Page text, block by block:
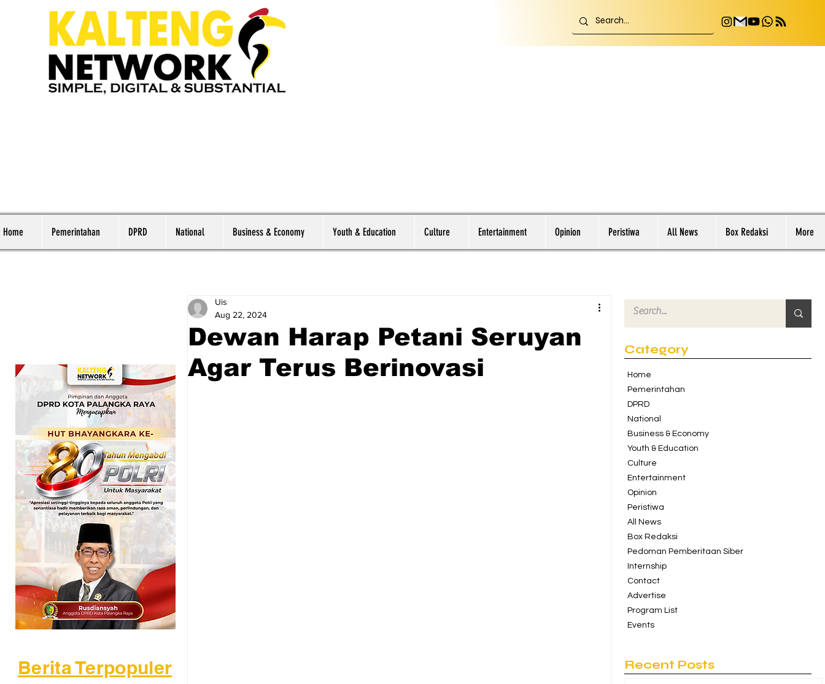
Home Pemerintahan DPRD National Business & Economy Youth & Education Culture Entertainment Opinion Peristiwa All News Box Redaksi More
Berita Terpopuler
Dewan Harap Petani Seruyan
Agar Terus Berinovasi
Uis
Aug 22, 2024
Category
Home
Pemerintahan
DPRD
National
Business & Economy
Youth & Education
Culture
Entertainment
Opinion
Peristiwa
All News
Box Redaksi
Pedoman Pemberitaan Siber
Internship
Contact
Advertise
Program List
Events
Recent Posts